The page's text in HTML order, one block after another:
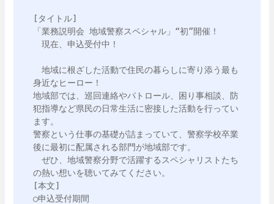
[タイトル]
「業務説明会 地域警察スペシャル」“初”開催！
現在、申込受付中！
地域に根ざした活動で住民の暮らしに寄り添う最も
身近なヒーロー！
地域部では、巡回連絡やパトロール、困り事相談、防
犯指導など県民の日常生活に密接した活動を行ってい
ます。
警察という仕事の基礎が詰まっていて、警察学校卒業
後に最初に配属される部門が地域部です。
ぜひ、地域警察分野で活躍するスペシャリストたち
の熱い想いを聴いてみてください。
[本文]
○申込受付期間